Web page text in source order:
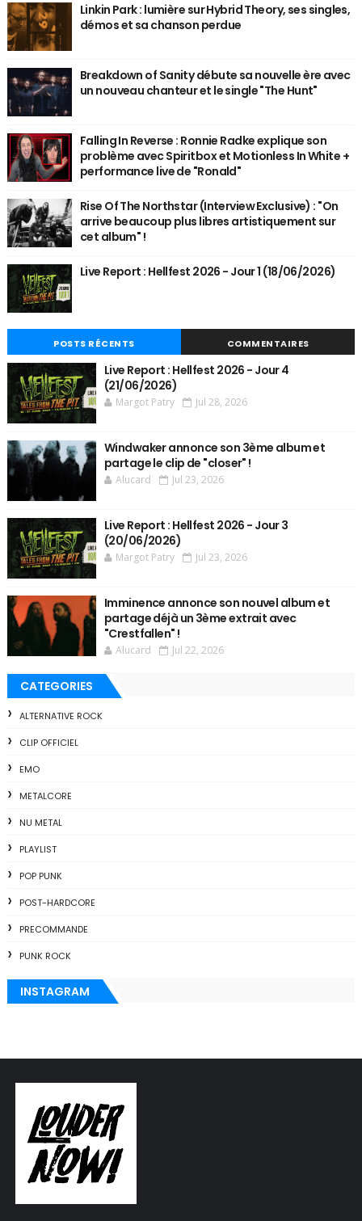
Linkin Park : lumière sur Hybrid Theory, ses singles,
démos et sa chanson perdue
Breakdown of Sanity débute sa nouvelle ère avec
un nouveau chanteur et le single "The Hunt"
Falling In Reverse : Ronnie Radke explique son
problème avec Spiritbox et Motionless In White +
performance live de "Ronald"
Rise Of The Northstar (Interview Exclusive) : "On
arrive beaucoup plus libres artistiquement sur
cet album" !
Live Report : Hellfest 2026 - Jour 1 (18/06/2026)
POSTS RÉCENTS COMMENTAIRES
Live Report : Hellfest 2026 - Jour 4
(21/06/2026)
Margot Patry Jul 28, 2026
Windwaker annonce son 3ème album et
partage le clip de "closer" !
Alucard Jul 23, 2026
Live Report : Hellfest 2026 - Jour 3
(20/06/2026)
Margot Patry Jul 23, 2026
Imminence annonce son nouvel album et
partage déjà un 3ème extrait avec
"Crestfallen" !
Alucard Jul 22, 2026
CATEGORIES
ALTERNATIVE ROCK
CLIP OFFICIEL
EMO
METALCORE
NU METAL
PLAYLIST
POP PUNK
POST-HARDCORE
PRECOMMANDE
PUNK ROCK
INSTAGRAM